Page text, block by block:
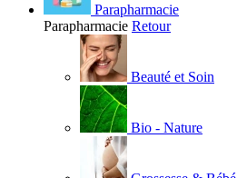
Parapharmacie
Parapharmacie Retour
Beauté et Soin
Bio - Nature